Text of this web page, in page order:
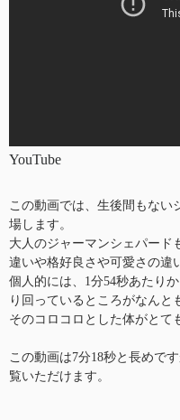
YouTube
この動画では、生後間もない
場します。
大人のジャーマンシェパード
違いや格好良さや可愛さの違
個人的には、1分54秒あたり
り回っているところがなんと
そのコロコロとした体がとて
この動画は7分18秒と長めで
覧いただけます。